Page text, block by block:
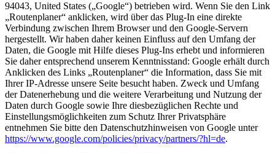
94043, United States („Google“) betrieben wird. Wenn Sie den Link
„Routenplaner“ anklicken, wird über das Plug-In eine direkte
Verbindung zwischen Ihrem Browser und den Google-Servern
hergestellt. Wir haben daher keinen Einfluss auf den Umfang der
Daten, die Google mit Hilfe dieses Plug-Ins erhebt und informieren
Sie daher entsprechend unserem Kenntnisstand: Google erhält durch
Anklicken des Links „Routenplaner“ die Information, dass Sie mit
Ihrer IP-Adresse unsere Seite besucht haben. Zweck und Umfang
der Datenerhebung und die weitere Verarbeitung und Nutzung der
Daten durch Google sowie Ihre diesbezüglichen Rechte und
Einstellungsmöglichkeiten zum Schutz Ihrer Privatsphäre
entnehmen Sie bitte den Datenschutzhinweisen von Google unter
https://www.google.com/policies/privacy/partners/?hl=de.